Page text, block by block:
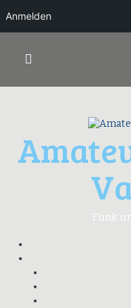
Inhalt
Funk
Anmelden